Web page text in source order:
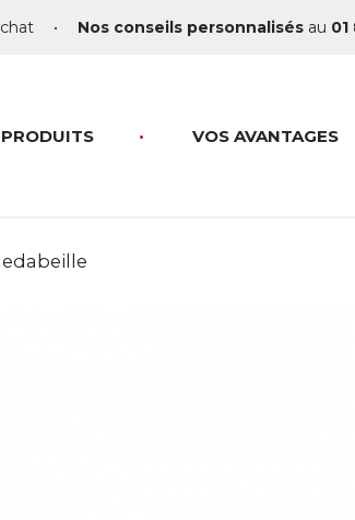
• Nos conseils personnalisés au 01
VOS AVANTAGES